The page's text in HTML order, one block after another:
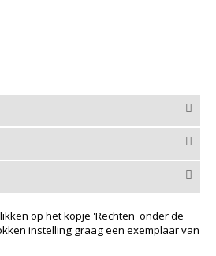
op het kopje 'Rechten' onder de
instelling graag een exemplaar van